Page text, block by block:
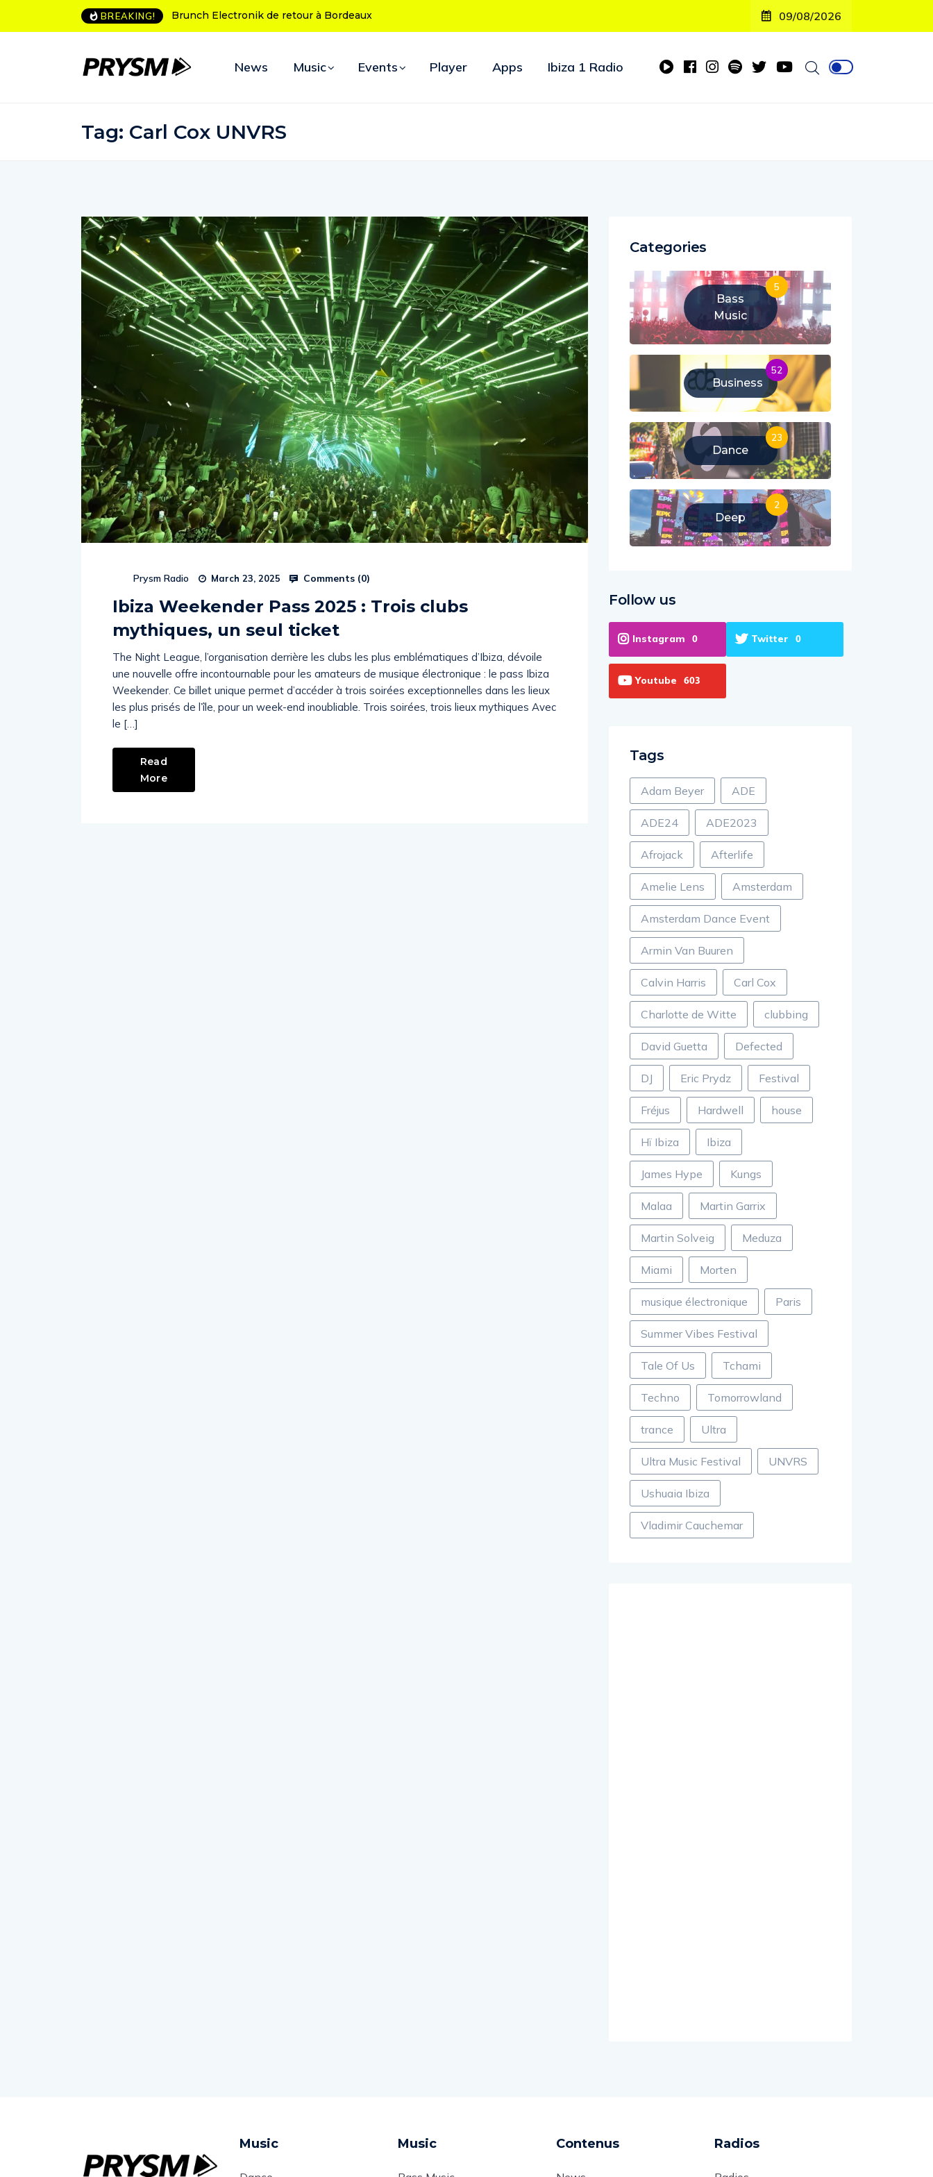
BREAKING!
Electronik de retour à BordeauxL’Amnesia Ibiza fête ses 50 ans : le
programme des soirées d’ouverture
09/08/2026
News Music Events Player Apps Ibiza 1 Radio
Tag: Carl Cox UNVRS
Prysm Radio March 23, 2025 Comments (0)
Ibiza Weekender Pass 2025 : Trois clubs
mythiques, un seul ticket
The Night League, l’organisation derrière les clubs les plus emblématiques d’Ibiza, dévoile
une nouvelle offre incontournable pour les amateurs de musique électronique : le pass Ibiza
Weekender. Ce billet unique permet d’accéder à trois soirées exceptionnelles dans les lieux
les plus prisés de l’île, pour un week-end inoubliable. Trois soirées, trois lieux mythiques Avec
le […]
Read
More
Categories
Bass
Music
5
Business
52
Dance
23
Deep
2
Follow us
Instagram 0 Twitter 0
Youtube 603
Tags
Adam Beyer ADE
ADE24 ADE2023
Afrojack Afterlife
Amelie Lens Amsterdam
Amsterdam Dance Event
Armin Van Buuren
Calvin Harris Carl Cox
Charlotte de Witte clubbing
David Guetta Defected
DJ Eric Prydz Festival
Fréjus Hardwell house
Hï Ibiza Ibiza
James Hype Kungs
Malaa Martin Garrix
Martin Solveig Meduza
Miami Morten
musique électronique Paris
Summer Vibes Festival
Tale Of Us Tchami
Techno Tomorrowland
trance Ultra
Ultra Music Festival UNVRS
Ushuaia Ibiza
Vladimir Cauchemar
Music Music Contenus Radios